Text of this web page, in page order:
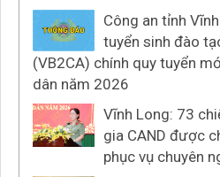
Công an tỉnh
tuyển sinh đào
(VB2CA) chính quy tuyển
dân năm 2026
Vĩnh Long: 73
gia CAND được
phục vụ chuyên